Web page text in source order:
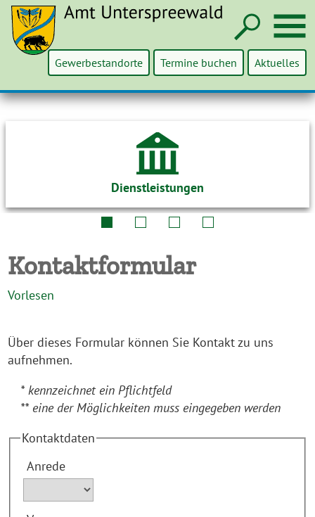
Gewerbestandorte Termine buchen Aktuelles
Dienstleistungen
Kontaktformular
Vorlesen
Über dieses Formular können Sie Kontakt zu uns
aufnehmen.
* kennzeichnet ein Pflichtfeld
** eine der Möglichkeiten muss eingegeben werden
Kontaktdaten
Anrede